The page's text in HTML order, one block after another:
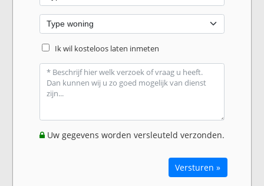
Ik wil kosteloos laten inmeten
Uw gegevens worden versleuteld verzonden.
Versturen »